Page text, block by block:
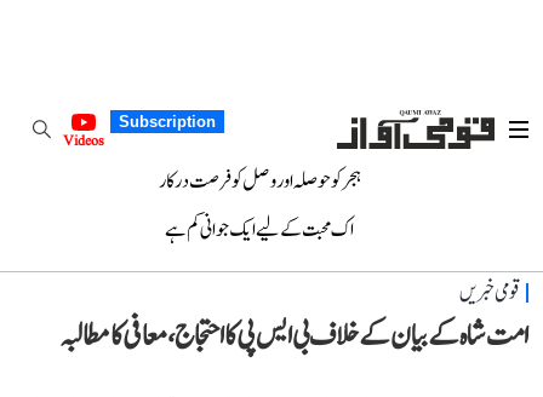
Subscription
Videos
ہجر کو حوصلہ اور وصل کو فرصت درکار
اک محبت کے لیے ایک جوانی کم ہے
قومی خبریں
امت شاہ کے بیان کے خلاف بی ایس پی کا احتجاج، معافی کا مطالبہ